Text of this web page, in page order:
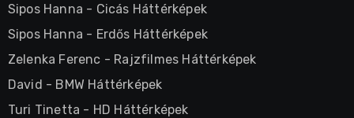
Sipos Hanna - Cicás Háttérképek
Sipos Hanna - Erdős Háttérképek
Zelenka Ferenc - Rajzfilmes Háttérképek
David - BMW Háttérképek
Turi Tinetta - HD Háttérképek